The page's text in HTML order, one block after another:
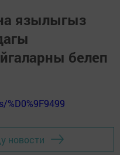
язылыгыз
белеп
новости